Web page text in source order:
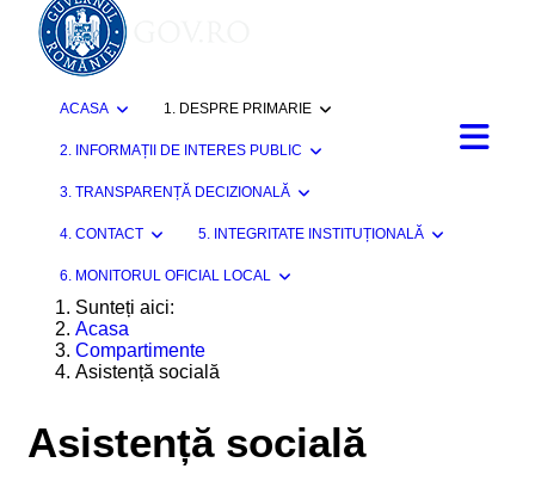
ACASA 1. DESPRE PRIMARIE
2. INFORMAȚII DE INTERES PUBLIC
3. TRANSPARENȚĂ DECIZIONALĂ
4. CONTACT 5. INTEGRITATE INSTITUȚIONALĂ
6. MONITORUL OFICIAL LOCAL
Sunteți aici:
Acasa
Compartimente
Asistență socială
Asistență socială